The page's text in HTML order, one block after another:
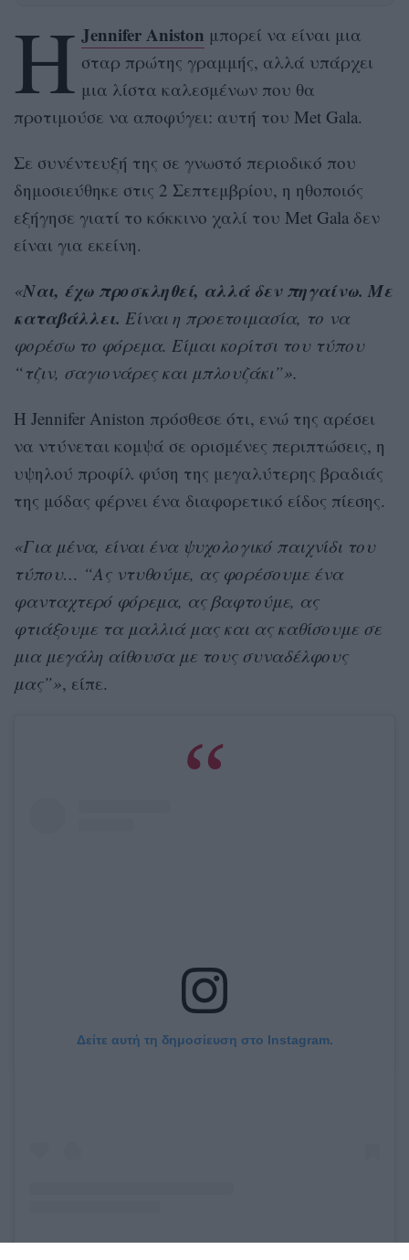
Η Jennifer Aniston μπορεί να είναι μια
σταρ πρώτης γραμμής, αλλά υπάρχει
μια λίστα καλεσμένων που θα
προτιμούσε να αποφύγει: αυτή του Met Gala.
Σε συνέντευξή της σε γνωστό περιοδικό που
δημοσιεύθηκε στις 2 Σεπτεμβρίου, η ηθοποιός
εξήγησε γιατί το κόκκινο χαλί του Met Gala δεν
είναι για εκείνη.
«Ναι, έχω προσκληθεί, αλλά δεν πηγαίνω. Με
καταβάλλει. Είναι η προετοιμασία, το να
φορέσω το φόρεμα. Είμαι κορίτσι του τύπου
“τζιν, σαγιονάρες και μπλουζάκι”».
Η Jennifer Aniston πρόσθεσε ότι, ενώ της αρέσει
να ντύνεται κομψά σε ορισμένες περιπτώσεις, η
υψηλού προφίλ φύση της μεγαλύτερης βραδιάς
της μόδας φέρνει ένα διαφορετικό είδος πίεσης.
«Για μένα, είναι ένα ψυχολογικό παιχνίδι του
τύπου… “Ας ντυθούμε, ας φορέσουμε ένα
φανταχτερό φόρεμα, ας βαφτούμε, ας
φτιάξουμε τα μαλλιά μας και ας καθίσουμε σε
μια μεγάλη αίθουσα με τους συναδέλφους
μας”», είπε.
Δείτε αυτή τη δημοσίευση στο Instagram.